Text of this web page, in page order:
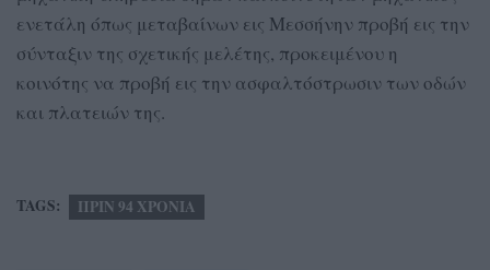
ενετάλη όπως μεταβαίνων εις Μεσσήνην προβή εις την
σύνταξιν της σχετικής μελέτης, προκειμένου η
κοινότης να προβή εις την ασφαλτόστρωσιν των οδών
και πλατειών της.
TAGS: ΠΡΙΝ 94 ΧΡΟΝΙΑ